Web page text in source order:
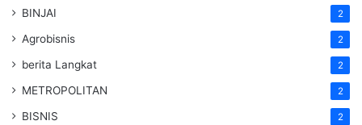
BINJAI 2
Agrobisnis 2
berita Langkat 2
METROPOLITAN 2
BISNIS 2